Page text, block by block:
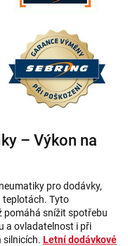
– Výkon na
pro dodávky,
teplotách. Tyto
pomáhá snížit spotřebu
a ovladatelnost i při
silnicích. Letní dodávkové